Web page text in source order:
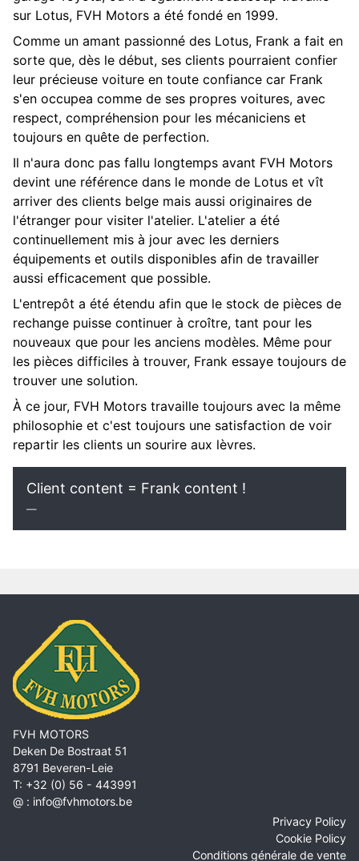
sur Lotus, FVH Motors a été fondé en 1999.
Comme un amant passionné des Lotus, Frank a fait en
sorte que, dès le début, ses clients pourraient confier
leur précieuse voiture en toute confiance car Frank
s'en occupea comme de ses propres voitures, avec
respect, compréhension pour les mécaniciens et
toujours en quête de perfection.
Il n'aura donc pas fallu longtemps avant FVH Motors
devint une référence dans le monde de Lotus et vît
arriver des clients belge mais aussi originaires de
l'étranger pour visiter l'atelier. L'atelier a été
continuellement mis à jour avec les derniers
équipements et outils disponibles afin de travailler
aussi efficacement que possible.
L'entrepôt a été étendu afin que le stock de pièces de
rechange puisse continuer à croître, tant pour les
nouveaux que pour les anciens modèles. Même pour
les pièces difficiles à trouver, Frank essaye toujours de
trouver une solution.
À ce jour, FVH Motors travaille toujours avec la même
philosophie et c'est toujours une satisfaction de voir
repartir les clients un sourire aux lèvres.
Client content = Frank content !
FVH MOTORS
Deken De Bostraat 51
8791 Beveren-Leie
T: +32 (0) 56 - 443991
@ : info@fvhmotors.be
Privacy Policy
Cookie Policy
Conditions générale de vente